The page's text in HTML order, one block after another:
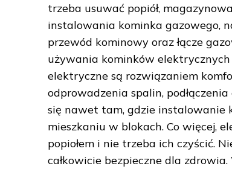
trzeba usuwać popiół,
instalowania kominka gazowego,
przewód kominowy oraz łącze
używania kominków
elektryczne są rozwiązaniem
odprowadzenia spalin,
się nawet tam, gdzie instalowanie
mieszkaniu w blokach. Co więcej,
popiołem i nie trzeba ich czyścić.
całkowicie bezpieczne dla